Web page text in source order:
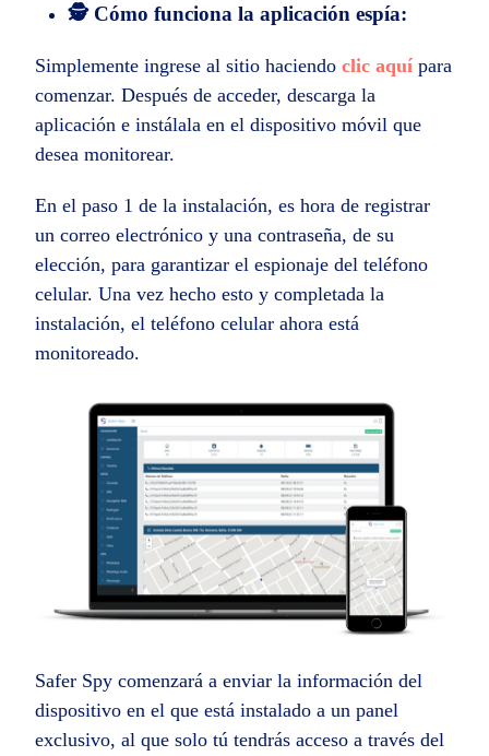
🕵️ Cómo funciona la aplicación espía:
Simplemente ingrese al sitio haciendoclic aquí para
comenzar. Después de acceder, descarga la
aplicación e instálala en el dispositivo móvil que
desea monitorear.
En el paso 1 de la instalación, es hora de registrar
un correo electrónico y una contraseña, de su
elección, para garantizar el espionaje del teléfono
celular. Una vez hecho esto y completada la
instalación, el teléfono celular ahora está
monitoreado.
Safer Spy comenzará a enviar la información del
dispositivo en el que está instalado a un panel
exclusivo, al que solo tú tendrás acceso a través del